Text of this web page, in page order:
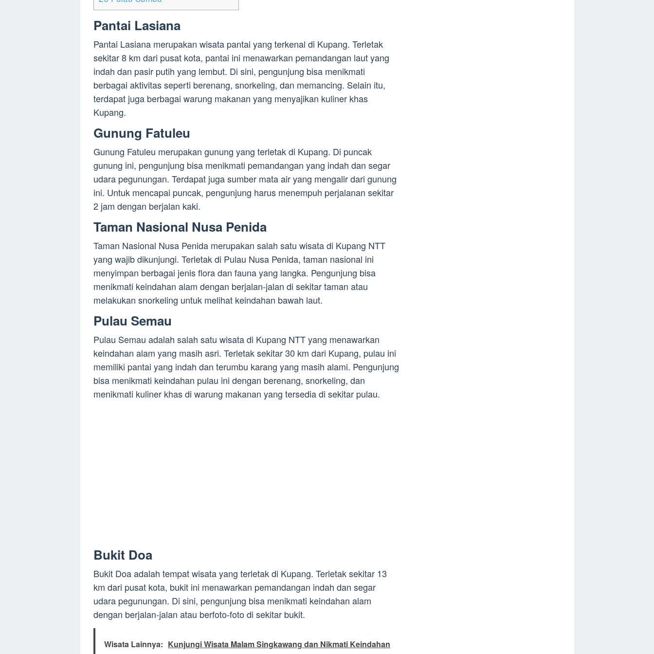
Pantai Lasiana
Pantai Lasiana merupakan wisata pantai yang terkenal di Kupang. Terletak
sekitar 8 km dari pusat kota, pantai ini menawarkan pemandangan laut yang
indah dan pasir putih yang lembut. Di sini, pengunjung bisa menikmati
berbagai aktivitas seperti berenang, snorkeling, dan memancing. Selain itu,
terdapat juga berbagai warung makanan yang menyajikan kuliner khas
Kupang.
Gunung Fatuleu
Gunung Fatuleu merupakan gunung yang terletak di Kupang. Di puncak
gunung ini, pengunjung bisa menikmati pemandangan yang indah dan segar
udara pegunungan. Terdapat juga sumber mata air yang mengalir dari gunung
ini. Untuk mencapai puncak, pengunjung harus menempuh perjalanan sekitar
2 jam dengan berjalan kaki.
Taman Nasional Nusa Penida
Taman Nasional Nusa Penida merupakan salah satu wisata di Kupang NTT
yang wajib dikunjungi. Terletak di Pulau Nusa Penida, taman nasional ini
menyimpan berbagai jenis flora dan fauna yang langka. Pengunjung bisa
menikmati keindahan alam dengan berjalan-jalan di sekitar taman atau
melakukan snorkeling untuk melihat keindahan bawah laut.
Pulau Semau
Pulau Semau adalah salah satu wisata di Kupang NTT yang menawarkan
keindahan alam yang masih asri. Terletak sekitar 30 km dari Kupang, pulau ini
memiliki pantai yang indah dan terumbu karang yang masih alami. Pengunjung
bisa menikmati keindahan pulau ini dengan berenang, snorkeling, dan
menikmati kuliner khas di warung makanan yang tersedia di sekitar pulau.
Bukit Doa
Bukit Doa adalah tempat wisata yang terletak di Kupang. Terletak sekitar 13
km dari pusat kota, bukit ini menawarkan pemandangan indah dan segar
udara pegunungan. Di sini, pengunjung bisa menikmati keindahan alam
dengan berjalan-jalan atau berfoto-foto di sekitar bukit.
Wisata Lainnya: Kunjungi Wisata Malam Singkawang dan Nikmati Keindahan